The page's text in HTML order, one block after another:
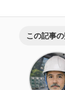
この記事